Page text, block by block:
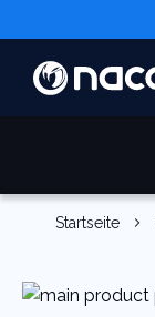
Startseite
Zum